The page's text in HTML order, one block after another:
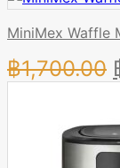
MiniMex Waffle
฿1,700.00